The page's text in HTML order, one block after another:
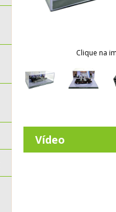
Clique na
Vídeo